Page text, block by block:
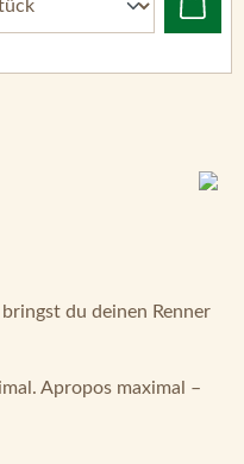
du deinen Renner
Apropos maximal –